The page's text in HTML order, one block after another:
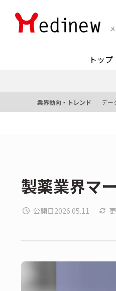
トップ
業界動向・トレンド デー
製薬業界マ
公開日2026.05.11